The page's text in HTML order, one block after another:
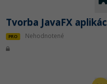
Tvorba JavaFX
PRO Nehodnotené